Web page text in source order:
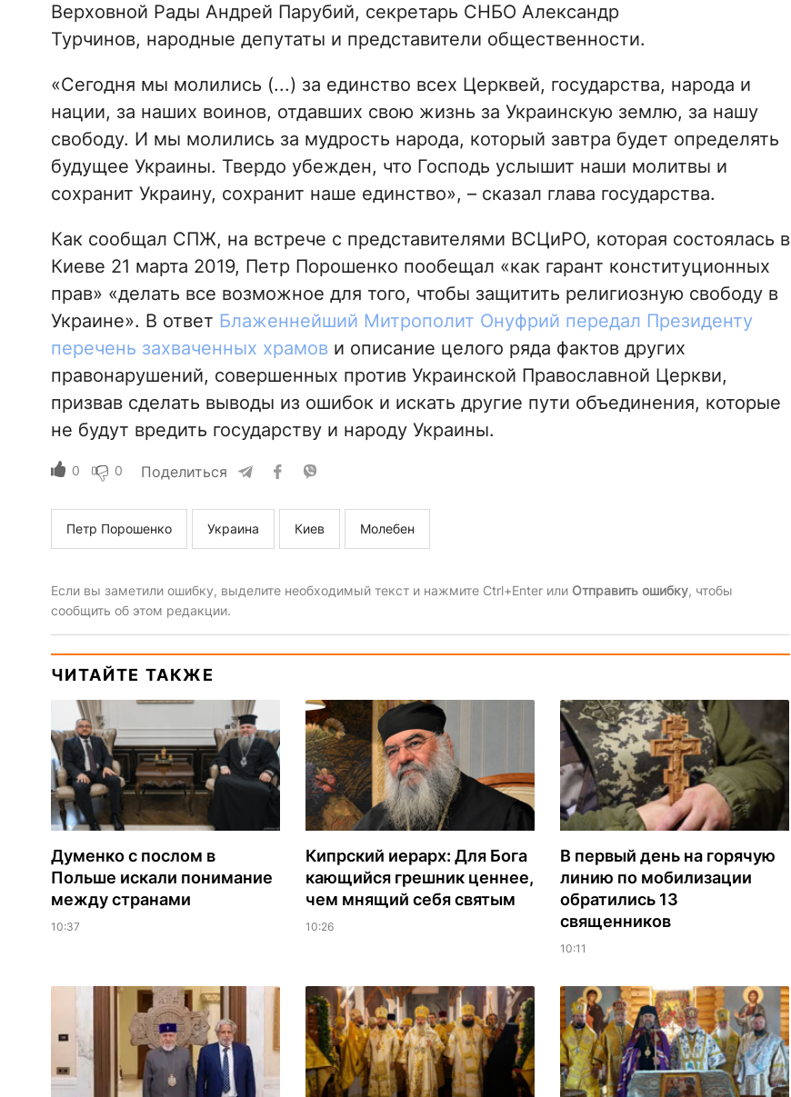
Верховной Рады Андрей Парубий, секретарь СНБО Александр
Турчинов, народные депутаты и представители общественности.
«Сегодня мы молились (...) за единство всех Церквей, государства, народа и
нации, за наших воинов, отдавших свою жизнь за Украинскую землю, за нашу
свободу. И мы молились за мудрость народа, который завтра будет определять
будущее Украины. Твердо убежден, что Господь услышит наши молитвы и
сохранит Украину, сохранит наше единство», – сказал глава государства.
Как сообщал СПЖ, на встрече с представителями ВСЦиРО, которая состоялась в
Киеве 21 марта 2019, Петр Порошенко пообещал «как гарант конституционных
прав» «делать все возможное для того, чтобы защитить религиозную свободу в
Украине». В ответ Блаженнейший Митрополит Онуфрий передал Президенту
перечень захваченных храмов и описание целого ряда фактов других
правонарушений, совершенных против Украинской Православной Церкви,
призвав сделать выводы из ошибок и искать другие пути объединения, которые
не будут вредить государству и народу Украины.
0 0 Поделиться
Петр Порошенко Украина Киев Молебен
Если вы заметили ошибку, выделите необходимый текст и нажмите Ctrl+Enter или Отправить ошибку, чтобы
сообщить об этом редакции.
ЧИТАЙТЕ ТАКЖЕ
Думенко с послом в
Польше искали понимание
между странами
10:37
Кипрский иерарх: Для Бога
кающийся грешник ценнее,
чем мнящий себя святым
10:26
В первый день на горячую
линию по мобилизации
обратились 13
священников
10:11